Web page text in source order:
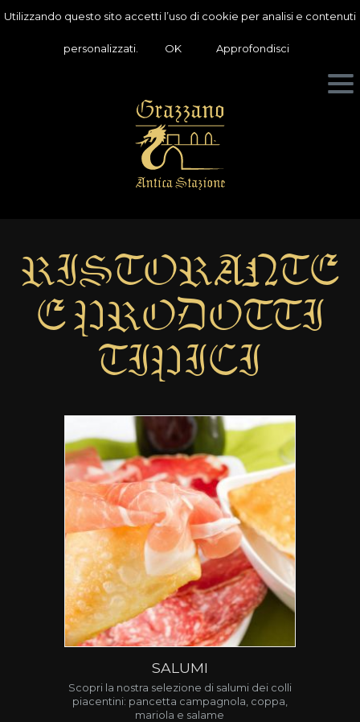
Utilizzando questo sito accetti l’uso di cookie per analisi e contenuti
personalizzati. OK Approfondisci
RISTORANTE
E PRODOTTI
TIPICI
SALUMI
Scopri la nostra selezione di salumi dei colli
piacentini: pancetta campagnola, coppa,
mariola e salame